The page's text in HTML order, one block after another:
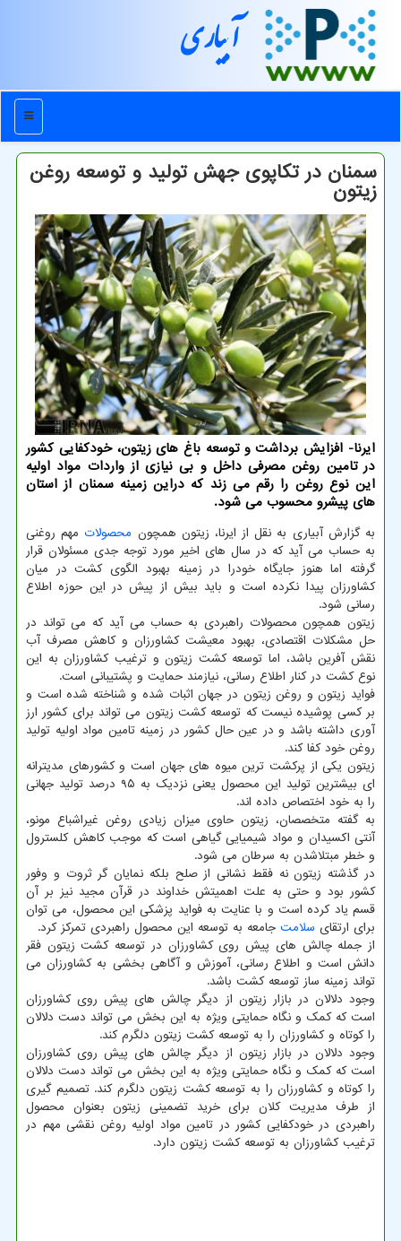
آبیاری
منو
سمنان در تكاپوی جهش تولید و توسعه روغن
زیتون
ایرنا- افزایش برداشت و توسعه باغ های زیتون، خودكفایی كشور
در تامین روغن مصرفی داخل و بی نیازی از واردات مواد اولیه
این نوع روغن را رقم می زند كه دراین زمینه سمنان از استان
های پیشرو محسوب می شود.
به گزارش آبیاری به نقل از ایرنا، زیتون همچون محصولات مهم روغنی
به حساب می آید که در سال های اخیر مورد توجه جدی مسئولان قرار
گرفته اما هنوز جایگاه خودرا در زمینه بهبود الگوی کشت در میان
کشاورزان پیدا نکرده است و باید بیش از پیش در این حوزه اطلاع
رسانی شود.
زیتون همچون محصولات راهبردی به حساب می آید که می تواند در
حل مشکلات اقتصادی، بهبود معیشت کشاورزان و کاهش مصرف آب
نقش آفرین باشد، اما توسعه کشت زیتون و ترغیب کشاورزان به این
نوع کشت در کنار اطلاع رسانی، نیازمند حمایت و پشتیبانی است.
فواید زیتون و روغن زیتون در جهان اثبات شده و شناخته شده است و
بر کسی پوشیده نیست که توسعه کشت زیتون می تواند برای کشور ارز
آوری داشته باشد و در عین حال کشور در زمینه تامین مواد اولیه تولید
روغن خود کفا کند.
زیتون یکی از پرکشت ترین میوه های جهان است و کشورهای مدیترانه
ای بیشترین تولید این محصول یعنی نزدیک به ۹۵ درصد تولید جهانی
را به خود اختصاص داده اند.
به گفته متخصصان، زیتون حاوی میزان زیادی روغن غیراشباع مونو،
آنتی اکسیدان و مواد شیمیایی گیاهی است که موجب کاهش کلسترول
و خطر مبتلاشدن به سرطان می شود.
در گذشته زیتون نه فقط نشانی از صلح بلکه نمایان گر ثروت و وفور
کشور بود و حتی به علت اهمیتش خداوند در قرآن مجید نیز بر آن
قسم یاد کرده است و با عنایت به فواید پزشکی این محصول، می توان
برای ارتقای سلامت جامعه به توسعه این محصول راهبردی تمرکز کرد.
از جمله چالش های پیش روی کشاورزان در توسعه کشت زیتون فقر
دانش است و اطلاع رسانی، آموزش و آگاهی بخشی به کشاورزان می
تواند زمینه ساز توسعه کشت باشد.
وجود دلالان در بازار زیتون از دیگر چالش های پیش روی کشاورزان
است که کمک و نگاه حمایتی ویژه به این بخش می تواند دست دلالان
را کوتاه و کشاورزان را به توسعه کشت زیتون دلگرم کند.
وجود دلالان در بازار زیتون از دیگر چالش های پیش روی کشاورزان
است که کمک و نگاه حمایتی ویژه به این بخش می تواند دست دلالان
را کوتاه و کشاورزان را به توسعه کشت زیتون دلگرم کند. تصمیم گیری
از طرف مدیریت کلان برای خرید تضمینی زیتون بعنوان محصول
راهبردی در خودکفایی کشور در تامین مواد اولیه روغن نقشی مهم در
ترغیب کشاورزان به توسعه کشت زیتون دارد.